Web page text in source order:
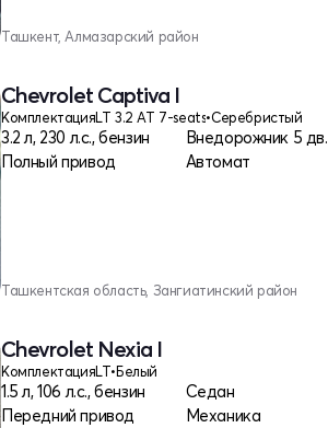
Ташкент, Алмазарский район
Chevrolet Captiva I
КомплектацияLT 3.2 AT 7-seats•Серебристый
3.2 л, 230 л.с., бензин
Внедорожник 5 дв.
Полный привод
Автомат
Ташкентская область, Зангиатинский район
Chevrolet Nexia I
КомплектацияLT•Белый
1.5 л, 106 л.с., бензин
Седан
Передний привод
Механика